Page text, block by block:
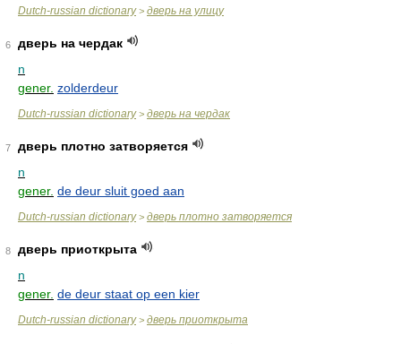
Dutch-russian dictionary> дверь на улицу
6
дверь на чердак
n
gener. zolderdeur
Dutch-russian dictionary> дверь на чердак
7
дверь плотно затворяется
n
gener. de deur sluit goed aan
Dutch-russian dictionary> дверь плотно затворяется
8
дверь приоткрыта
n
gener. de deur staat op een kier
Dutch-russian dictionary> дверь приоткрыта